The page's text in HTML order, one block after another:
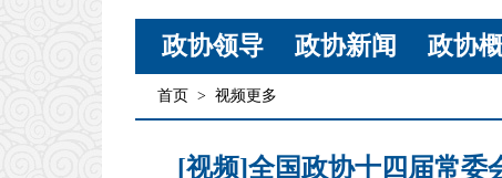
政协领导 政协新闻 政协
首页 > 视频更多
[视频]全国政协十四届常委